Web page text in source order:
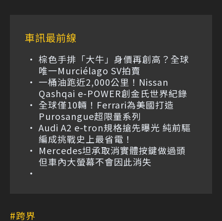
車訊最前線
棕色手排「大牛」身價再創高？全球
唯一Murciélago SV拍賣
一桶油跑近2,000公里！Nissan
Qashqai e-POWER創金氏世界紀錄
全球僅10輛！Ferrari為美國打造
Purosangue超限量系列
Audi A2 e-tron規格搶先曝光 純前驅
編成挑戰史上最省電！
Mercedes坦承取消實體按鍵做過頭
但車內大螢幕不會因此消失
跨界